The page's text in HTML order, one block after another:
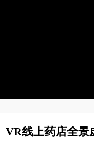
VR线上药店全景